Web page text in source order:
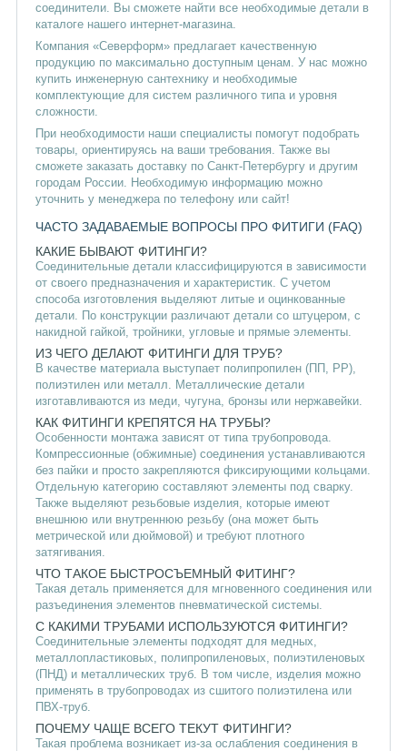
соединители. Вы сможете найти все необходимые детали в
каталоге нашего интернет-магазина.
Компания «Северформ» предлагает качественную
продукцию по максимально доступным ценам. У нас можно
купить инженерную сантехнику и необходимые
комплектующие для систем различного типа и уровня
сложности.
При необходимости наши специалисты помогут подобрать
товары, ориентируясь на ваши требования. Также вы
сможете заказать доставку по Санкт-Петербургу и другим
городам России. Необходимую информацию можно
уточнить у менеджера по телефону или сайт!
ЧАСТО ЗАДАВАЕМЫЕ ВОПРОСЫ ПРО ФИТИГИ (FAQ)
КАКИЕ БЫВАЮТ ФИТИНГИ?
Соединительные детали классифицируются в зависимости
от своего предназначения и характеристик. С учетом
способа изготовления выделяют литые и оцинкованные
детали. По конструкции различают детали со штуцером, с
накидной гайкой, тройники, угловые и прямые элементы.
ИЗ ЧЕГО ДЕЛАЮТ ФИТИНГИ ДЛЯ ТРУБ?
В качестве материала выступает полипропилен (ПП, PP),
полиэтилен или металл. Металлические детали
изготавливаются из меди, чугуна, бронзы или нержавейки.
КАК ФИТИНГИ КРЕПЯТСЯ НА ТРУБЫ?
Особенности монтажа зависят от типа трубопровода.
Компрессионные (обжимные) соединения устанавливаются
без пайки и просто закрепляются фиксирующими кольцами.
Отдельную категорию составляют элементы под сварку.
Также выделяют резьбовые изделия, которые имеют
внешнюю или внутреннюю резьбу (она может быть
метрической или дюймовой) и требуют плотного
затягивания.
ЧТО ТАКОЕ БЫСТРОСЪЕМНЫЙ ФИТИНГ?
Такая деталь применяется для мгновенного соединения или
разъединения элементов пневматической системы.
С КАКИМИ ТРУБАМИ ИСПОЛЬЗУЮТСЯ ФИТИНГИ?
Соединительные элементы подходят для медных,
металлопластиковых, полипропиленовых, полиэтиленовых
(ПНД) и металлических труб. В том числе, изделия можно
применять в трубопроводах из сшитого полиэтилена или
ПВХ-труб.
ПОЧЕМУ ЧАЩЕ ВСЕГО ТЕКУТ ФИТИНГИ?
Такая проблема возникает из-за ослабления соединения в